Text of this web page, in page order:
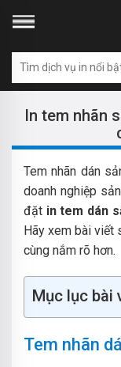
In tem nhãn
Tem nhãn dán
doanh nghiệp
đặt in tem dán
Hãy xem bài viết
cùng nắm rõ hơn.
Mục lục bài
Tem nhãn